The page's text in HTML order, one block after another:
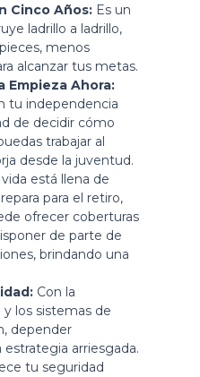
Cinco Años: Es un
ladrillo a ladrillo,
menos
alcanzar tus metas.
Empieza Ahora:
tu independencia
de decidir cómo
trabajar al
desde la juventud.
vida está llena de
para el retiro,
ofrecer coberturas
de parte de
brindando una
Con la
los sistemas de
depender
arriesgada.
tu seguridad